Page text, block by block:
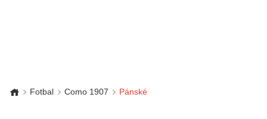
Fotbal Como 1907 Pánské